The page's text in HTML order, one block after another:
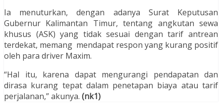
Ia menuturkan, dengan adanya Surat Keputusan
Gubernur Kalimantan Timur, tentang angkutan sewa
khusus (ASK) yang tidak sesuai dengan tarif antrean
terdekat, memang mendapat respon yang kurang positif
oleh para driver Maxim.
“Hal itu, karena dapat mengurangi pendapatan dan
dirasa kurang tepat dalam penetapan biaya atau tarif
perjalanan,” akunya. (nk1)